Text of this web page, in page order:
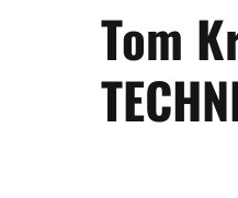
Tom